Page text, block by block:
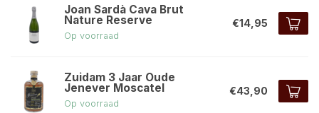
Joan Sardà Cava Brut
Nature Reserve
Op voorraad
€14,95
Zuidam 3 Jaar Oude
Jenever Moscatel
Op voorraad
€43,90